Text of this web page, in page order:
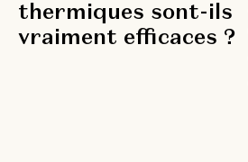
thermiques sont-ils
vraiment efficaces ?